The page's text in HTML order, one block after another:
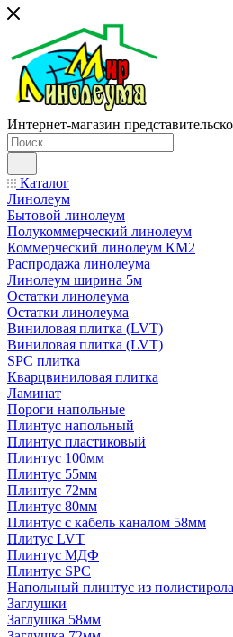
Интернет-магазин
Каталог
Линолеум
Бытовой линолеум
Полукоммерческий линолеум
Коммерческий линолеум КМ2
Распродажа линолеума
Линолеум ширина 5м
Остатки линолеума
Остатки линолеума
Виниловая плитка (LVT)
Виниловая плитка (LVT)
SPC плитка
Кварцвиниловая плитка
Ламинат
Пороги напольные
Плинтус напольный
Плинтус пластиковый
Плинтус 100мм
Плинтус 55мм
Плинтус 72мм
Плинтус 80мм
Плинтус с кабель каналом 58мм
Плитус LVT
Плинтус МДФ
Плинтус SPC
Напольный плинтус из полистирола
Заглушки
Заглушка 58мм